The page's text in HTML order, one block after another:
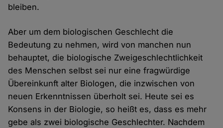
bleiben.
Aber um dem biologischen Geschlecht die
Bedeutung zu nehmen, wird von manchen nun
behauptet, die biologische Zweigeschlechtlichkeit
des Menschen selbst sei nur eine fragwürdige
Übereinkunft alter Biologen, die inzwischen von
neuen Erkenntnissen überholt sei. Heute sei es
Konsens in der Biologie, so heißt es, dass es mehr
gebe als zwei biologische Geschlechter. Nachdem